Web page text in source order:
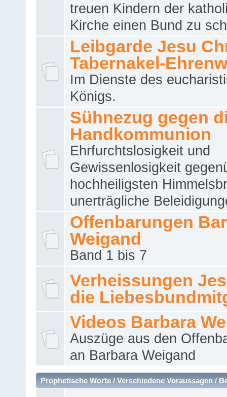
treuen Kindern der
Kirche einen Bund zu
Leibgarde Jesu
Tabernakel-
Im Dienste des
Königs.
Sühnezug gegen
Handkommunion
Ehrfurchtslosigkeit und
Gewissenlosigkeit
hochheiligsten
unerträgliche
Offenbarungen
Weigand
Band 1 bis 7
Verheissungen
die
Videos Barbara
Auszüge aus den
an Barbara Weigand
Prophetische Worte / Verschiedene Voraussagen /